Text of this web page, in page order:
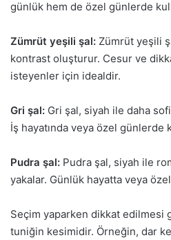
günlük hem de özel günlerde
Zümrüt yeşili şal: Zümrüt yeşili
kontrast oluşturur. Cesur ve
isteyenler için idealdir.
Gri şal: Gri şal, siyah ile daha
İş hayatında veya özel günlerde
Pudra şal: Pudra şal, siyah ile
yakalar. Günlük hayatta veya
Seçim yaparken dikkat edilmesi
tuniğin kesimidir. Örneğin, dar